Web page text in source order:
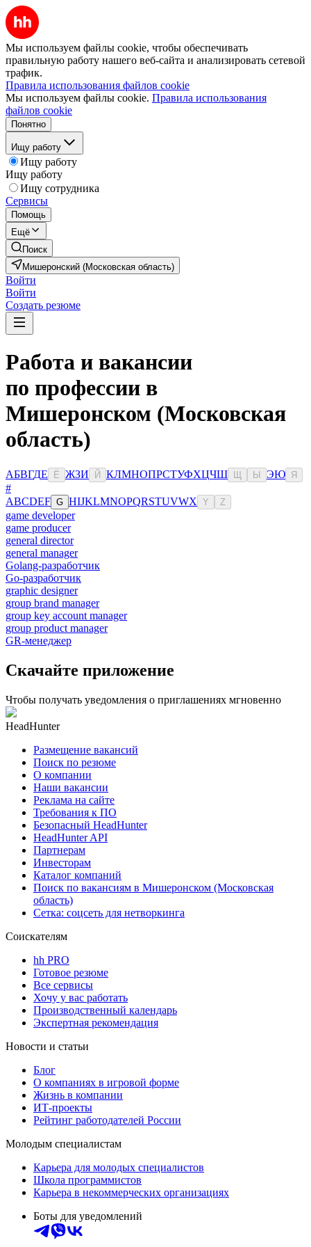
Мы используем файлы cookie, чтобы обеспечивать
правильную работу нашего веб-сайта и анализировать сетевой
трафик.
Правила использования файлов cookie
Мы используем файлы cookie. Правила использования
файлов cookie
Понятно
Ищу работу
Ищу работу
Ищу работу
Ищу сотрудника
Сервисы
Помощь
Ещё
Поиск
Мишеронский (Московская область)
Войти
Войти
Создать резюме
Работа и вакансии
по профессии в
Мишеронском (Московская
область)
АБВГДЕ Ё ЖЗИ Й КЛМНОПРСТУФХЦЧШ Ы ЭЮ Я
#
ABCDEF G HIJKLMNOPQRSTUVWX Y Z
game developer
game producer
general director
general manager
Golang-разработчик
Go-разработчик
graphic designer
group brand manager
group key account manager
group product manager
GR-менеджер
Скачайте приложение
Чтобы получать уведомления о приглашениях мгновенно
HeadHunter
Размещение вакансий
Поиск по резюме
О компании
Наши вакансии
Реклама на сайте
Требования к ПО
Безопасный HeadHunter
HeadHunter API
Партнерам
Инвесторам
Каталог компаний
Поиск по вакансиям в Мишеронском (Московская
область)
Сетка: соцсеть для нетворкинга
Соискателям
hh PRO
Готовое резюме
Все сервисы
Хочу у вас работать
Производственный календарь
Экспертная рекомендация
Новости и статьи
Блог
О компаниях в игровой форме
Жизнь в компании
ИТ-проекты
Рейтинг работодателей России
Молодым специалистам
Карьера для молодых специалистов
Школа программистов
Карьера в некоммерческих организациях
Боты для уведомлений